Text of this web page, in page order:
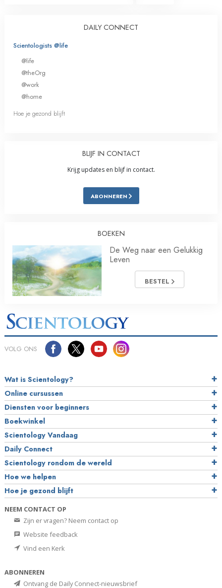
DAILY CONNECT
Scientologists @life
@life
@theOrg
@work
@home
Hoe je gezond blijft
BLIJF IN CONTACT
Krijg updates en blijf in contact.
ABONNEREN
BOEKEN
De Weg naar een Gelukkig
Leven
BESTEL
VOLG ONS
Wat is Scientology?
Online cursussen
Diensten voor beginners
Boekwinkel
Scientology Vandaag
Daily Connect
Scientology rondom de wereld
Hoe we helpen
Hoe je gezond blijft
NEEM CONTACT OP
Zijn er vragen? Neem contact op
Website feedback
Vind een Kerk
ABONNEREN
Ontvang de Daily Connect-nieuwsbrief